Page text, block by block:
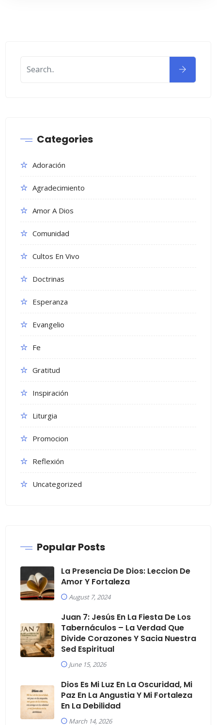
Categories
Adoración
Agradecimiento
Amor A Dios
Comunidad
Cultos En Vivo
Doctrinas
Esperanza
Evangelio
Fe
Gratitud
Inspiración
Liturgia
Promocion
Reflexión
Uncategorized
Popular Posts
La Presencia De Dios: Leccion De
Amor Y Fortaleza
August 7, 2024
Juan 7: Jesús En La Fiesta De Los
Tabernáculos – La Verdad Que
Divide Corazones Y Sacia Nuestra
Sed Espiritual
June 15, 2026
Dios Es Mi Luz En La Oscuridad, Mi
Paz En La Angustia Y Mi Fortaleza
En La Debilidad
March 14, 2026